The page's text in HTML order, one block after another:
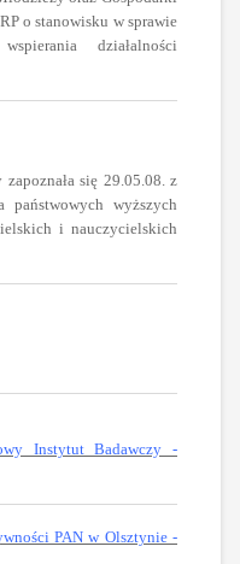
o stanowisku w sprawie
działalności
się 29.05.08. z
państwowych wyższych
i nauczycielskich
Instytut Badawczy -
PAN w Olsztynie -